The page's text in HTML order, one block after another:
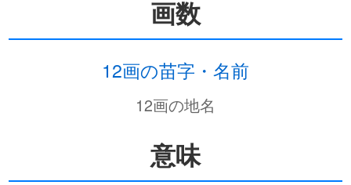
画数
12画の苗字・名前
12画の地名
意味